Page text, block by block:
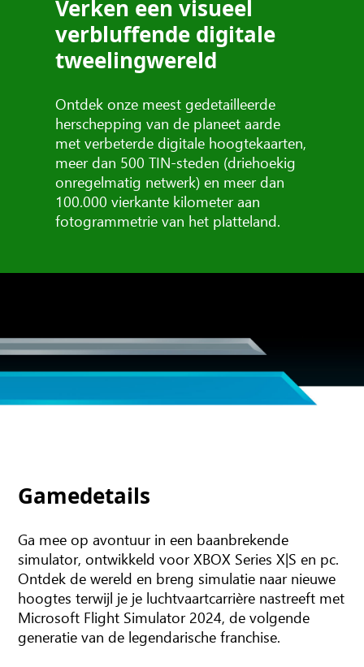
Verken een visueel
verbluffende digitale
tweelingwereld
Ontdek onze meest gedetailleerde
herschepping van de planeet aarde
met verbeterde digitale hoogtekaarten,
meer dan 500 TIN-steden (driehoekig
onregelmatig netwerk) en meer dan
100.000 vierkante kilometer aan
fotogrammetrie van het platteland.
Gamedetails
Ga mee op avontuur in een baanbrekende
simulator, ontwikkeld voor XBOX Series X|S en pc.
Ontdek de wereld en breng simulatie naar nieuwe
hoogtes terwijl je je luchtvaartcarrière nastreeft met
Microsoft Flight Simulator 2024, de volgende
generatie van de legendarische franchise.